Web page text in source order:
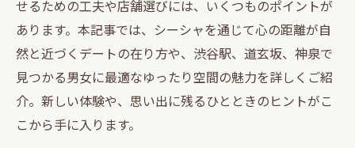
せるための工夫や店舗選びには、いくつものポイントが
あります。本記事では、シーシャを通じて心の距離が自
然と近づくデートの在り方や、渋谷駅、道玄坂、神泉で
見つかる男女に最適なゆったり空間の魅力を詳しくご紹
介。新しい体験や、思い出に残るひとときのヒントがこ
こから手に入ります。